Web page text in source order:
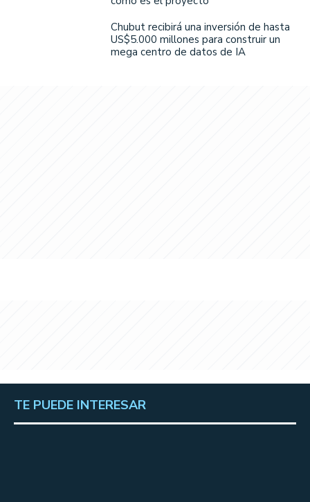
Chubut recibirá una inversión de hasta
US$5.000 millones para construir un
mega centro de datos de IA
TE PUEDE INTERESAR